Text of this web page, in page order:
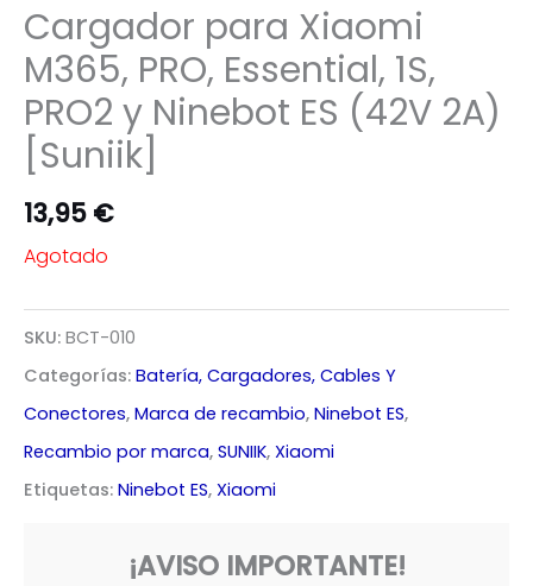
Cargador para Xiaomi
M365, PRO, Essential, 1S,
PRO2 y Ninebot ES (42V 2A)
[Suniik]
13,95 €
Agotado
SKU: BCT-010
Categorías: Batería, Cargadores, Cables Y
Conectores, Marca de recambio, Ninebot ES,
Recambio por marca, SUNIIK, Xiaomi
Etiquetas: Ninebot ES, Xiaomi
¡AVISO IMPORTANTE!